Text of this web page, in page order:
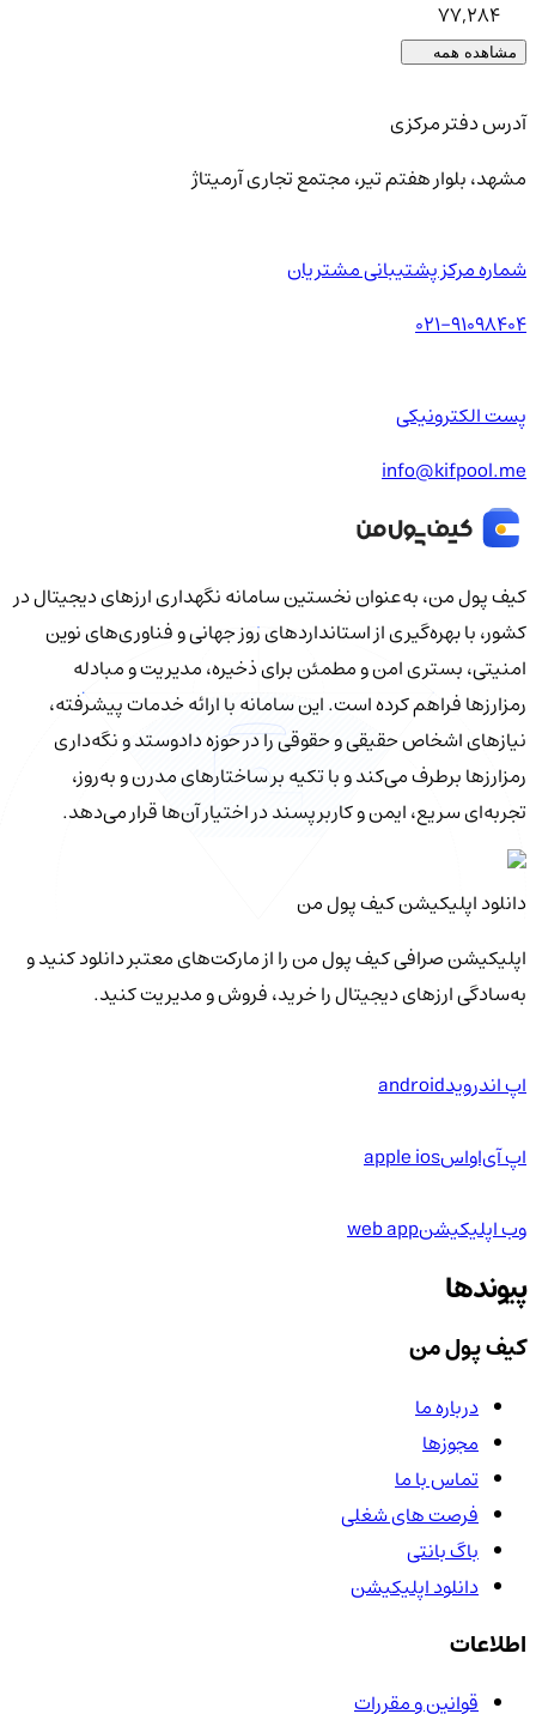
77,284
مشاهده همه
آدرس دفتر مرکزی
مشهد، بلوار هفتم تیر، مجتمع تجاری آرمیتاژ
شماره مرکز پشتیبانی مشتریان
021-91098404
پست الکترونیکی
info@kifpool.me
کیف‌ پول من، به‌عنوان نخستین سامانه نگهداری ارزهای دیجیتال در
کشور، با بهره‌گیری از استانداردهای روز جهانی و فناوری‌های نوین
امنیتی، بستری امن و مطمئن برای ذخیره، مدیریت و مبادله
رمزارزها فراهم کرده است. این سامانه با ارائه خدمات پیشرفته،
نیازهای اشخاص حقیقی و حقوقی را در حوزه دادوستد و نگه‌داری
رمزارزها برطرف می‌کند و با تکیه بر ساختارهای مدرن و به‌روز،
تجربه‌ای سریع، ایمن و کاربرپسند در اختیار آن‌ها قرار می‌دهد.
دانلود اپلیکیشن کیف‌ پول من
اپلیکیشن صرافی کیف پول من را از مارکت‌های معتبر دانلود کنید و
به‌سادگی ارزهای دیجیتال را خرید، فروش و مدیریت کنید.
اپ اندرویدandroid
اپ آی‌او‌اسapple ios
وب اپلیکیشنweb app
پیوندها
کیف پول من
درباره ما
مجوزها
تماس با ما
فرصت های شغلی
باگ بانتی
دانلود اپلیکیشن
اطلاعات
قوانین و مقررات